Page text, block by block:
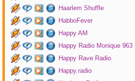
Haarlem Shuffle
HabboFever
Happy AM
Happy Radio Monique 963
Happy Rave Radio
Happy.radio